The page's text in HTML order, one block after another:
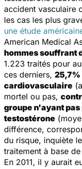
accident vasculaire
les cas les plus
une étude
American Medical
hommes souffrant
1.223 traités pour
ces derniers,
cardiovasculaire
mortel ou pas,
groupe n'ayant
testostérone
différence,
du risque, inquiète
traitement à base
En 2011, il y aurait